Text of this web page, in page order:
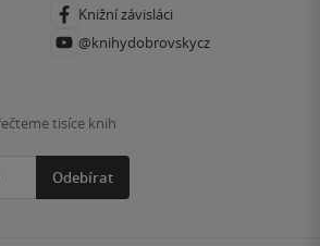
Knižní závisláci
@knihydobrovskycz
tisíce knih
Odebírat